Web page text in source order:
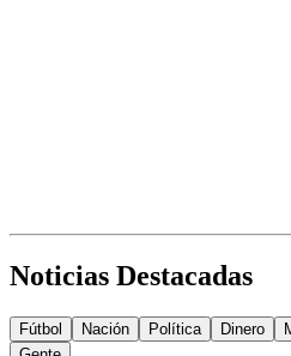
Noticias Destacadas
Fútbol Nación Política Dinero